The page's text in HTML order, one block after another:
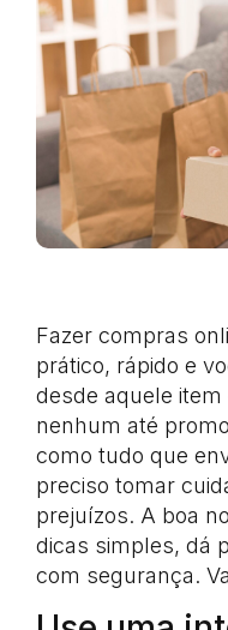
Fazer compras
prático, rápido e
desde aquele
nenhum até
como tudo que
preciso tomar
prejuízos. A boa
dicas simples, dá
com segurança.